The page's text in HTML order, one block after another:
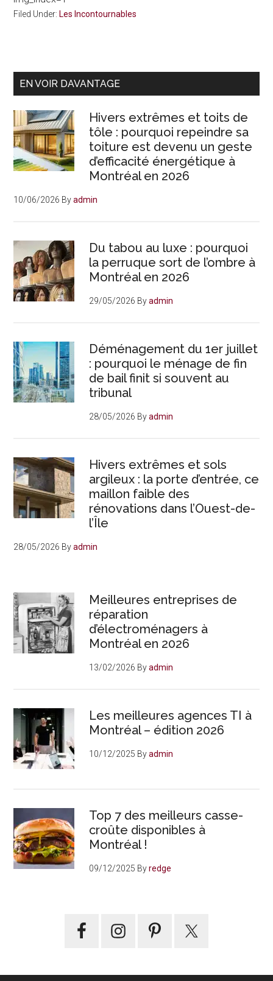
Filed Under: Les Incontournables
Primary
EN VOIR DAVANTAGE
Hivers extrêmes et toits de
tôle : pourquoi repeindre sa
toiture est devenu un geste
d’efficacité énergétique à
Montréal en 2026
10/06/2026 Byadmin
Du tabou au luxe : pourquoi
la perruque sort de l’ombre à
Montréal en 2026
29/05/2026 Byadmin
Déménagement du 1er juillet
: pourquoi le ménage de fin
de bail finit si souvent au
tribunal
28/05/2026 Byadmin
Hivers extrêmes et sols
argileux : la porte d’entrée, ce
maillon faible des
rénovations dans l’Ouest-de-
l’Île
28/05/2026 Byadmin
Meilleures entreprises de
réparation
d’électroménagers à
Montréal en 2026
13/02/2026 Byadmin
Les meilleures agences TI à
Montréal – édition 2026
10/12/2025 Byadmin
Top 7 des meilleurs casse-
croûte disponibles à
Montréal !
09/12/2025 Byredge